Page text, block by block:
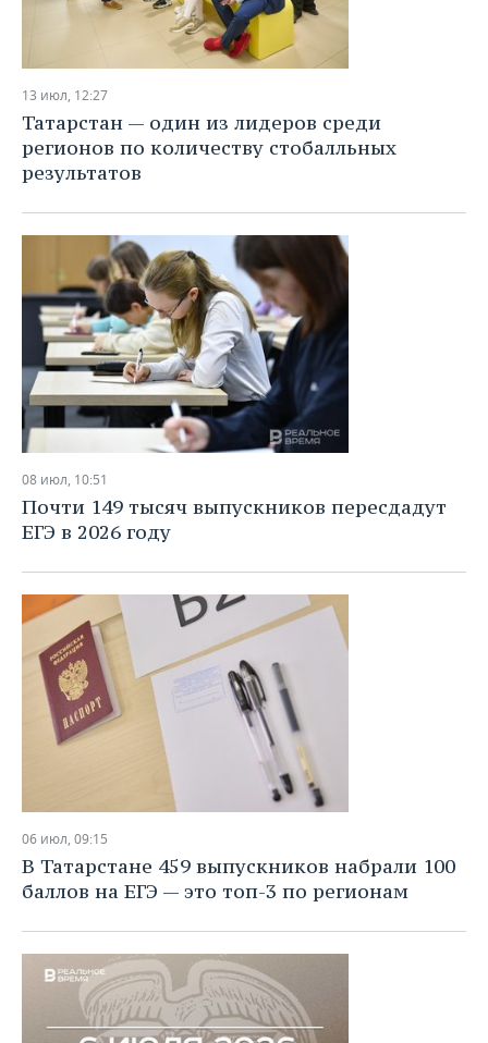
13 июл, 12:27
Татарстан — один из лидеров среди
регионов по количеству стобалльных
результатов
08 июл, 10:51
Почти 149 тысяч выпускников пересдадут
ЕГЭ в 2026 году
06 июл, 09:15
В Татарстане 459 выпускников набрали 100
баллов на ЕГЭ — это топ-3 по регионам